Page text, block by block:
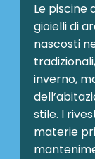
Le piscine
gioielli di
nascosti
inverno,
stile. I
materie